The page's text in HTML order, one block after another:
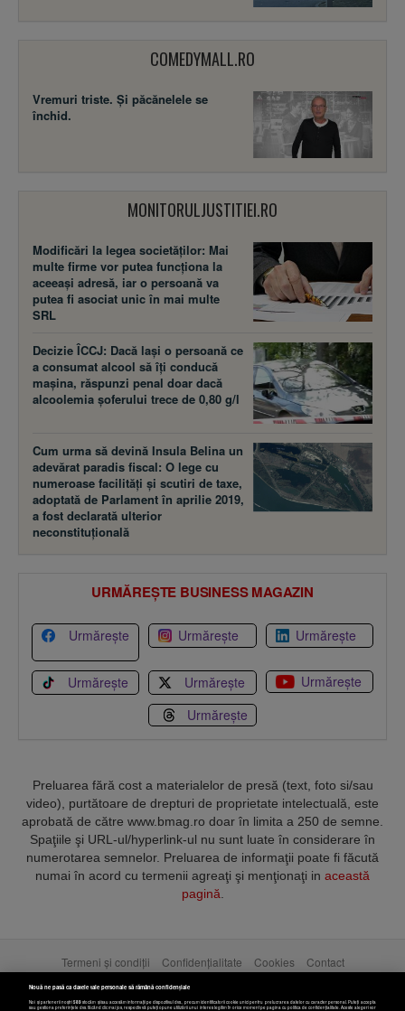
COMEDYMALL.RO
Vremuri triste. Şi păcănelele se
închid.
MONITORULJUSTITIEI.RO
Modificări la legea societăţilor: Mai
multe firme vor putea funcţiona la
aceeaşi adresă, iar o persoană va
putea fi asociat unic în mai multe
SRL
Decizie ÎCCJ: Dacă laşi o persoană ce
a consumat alcool să îţi conducă
maşina, răspunzi penal doar dacă
alcoolemia şoferului trece de 0,80 g/l
Cum urma să devină Insula Belina un
adevărat paradis fiscal: O lege cu
numeroase facilităţi şi scutiri de taxe,
adoptată de Parlament în aprilie 2019,
a fost declarată ulterior
neconstituţională
URMĂREȘTE BUSINESS MAGAZIN
Urmărește Urmărește Urmărește
Urmărește Urmărește
Urmărește
Urmărește
Preluarea fără cost a materialelor de presă (text, foto si/sau
video), purtătoare de drepturi de proprietate intelectuală, este
aprobată de către www.bmag.ro doar în limita a 250 de semne.
Spaţiile şi URL-ul/hyperlink-ul nu sunt luate în considerare în
numerotarea semnelor. Preluarea de informaţii poate fi făcută
numai în acord cu termenii agreaţi şi menţionaţi in această
pagină
Termeni și condiții Confidențialitate Cookies Contact
Copyright © 2025 BUSINESSMEX S.A.
Nouă ne pasă ca datele tale personale să rămână confidențiale
Noi și partenerii noștri589stocăm și/sau accesăm informații pe dispozitivul dvs., precum identificatorii cookie unici pentru prelucrarea datelor cu caracter personal. Puteți accepta
sau gestiona preferințele dvs. făcând clic mai jos, respectiv vă puteți opune utilizării unui interes legitim în orice moment pe pagina cu politica de confidențialitate. Aceste alegeri vor